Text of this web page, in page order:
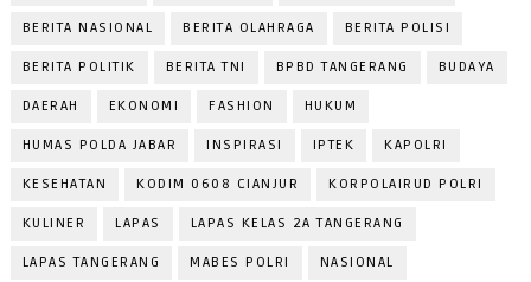
BERITA NASIONAL BERITA OLAHRAGA BERITA POLISI
BERITA POLITIK BERITA TNI BPBD TANGERANG BUDAYA
DAERAH EKONOMI FASHION HUKUM
HUMAS POLDA JABAR INSPIRASI IPTEK KAPOLRI
KESEHATAN KODIM 0608 CIANJUR KORPOLAIRUD POLRI
KULINER LAPAS LAPAS KELAS 2A TANGERANG
LAPAS TANGERANG MABES POLRI NASIONAL